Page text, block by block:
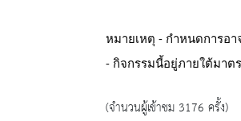
หมายเหตุ - กำหนดการอ
- กิจกรรมนี้อยู่ภายใต้มา
(จำนวนผู้เข้าชม 3176 ครั้ง)